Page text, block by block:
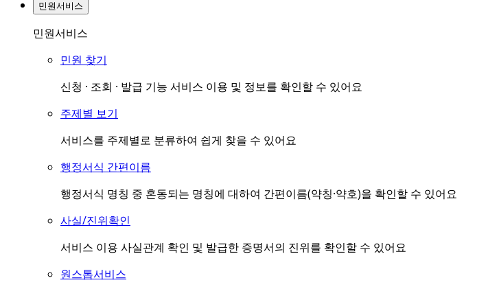
민원서비스
민원서비스
민원 찾기
신청 · 조회 · 발급 기능 서비스 이용 및 정보를 확인할 수 있어요
주제별 보기
서비스를 주제별로 분류하여 쉽게 찾을 수 있어요
행정서식 간편이름
행정서식 명칭 중 혼동되는 명칭에 대하여 간편이름(약칭·약호)을 확인할 수 있어요
사실/진위확인
서비스 이용 사실관계 확인 및 발급한 증명서의 진위를 확인할 수 있어요
원스톱서비스